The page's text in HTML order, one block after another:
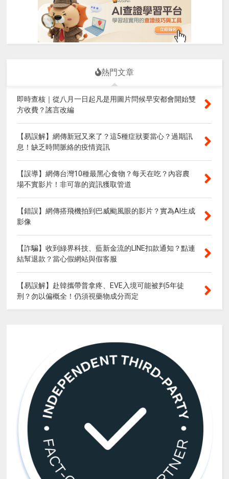
熱門文章
即時查核｜從八月一日起凡是用圖片問候早安都會開始雙
方收費？謠言改編
【易誤解】網傳新冠又來了？這5種症狀要當心？過期訊
息！缺乏時間脈絡的疫情資訊
【誤導】網傳台灣10種最黑心食物？每天在吃？內容農
場不實影片！非可靠的資訊獲取管道
【錯誤】網傳搭飛機拍到巴威颱風眼的影片？實為AI生成
影像
【詐騙】收到綠界科技、藍新金流的LINE扣款通知？點連
結幫退款？當心假網站與假客服
【易誤解】赴韓攜帶普拿疼、EVE入境可能被判5年徒
刑？勿以偏概全！仍須視藥物成分而定